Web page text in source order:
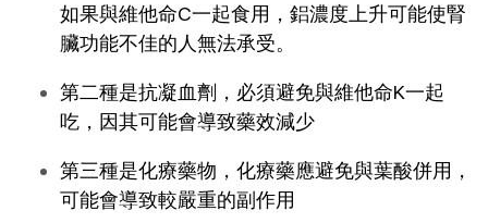
如果與維他命C一起食用，鋁濃度上升可能使腎
臟功能不佳的人無法承受。
第二種是抗凝血劑，必須避免與維他命K一起
吃，因其可能會導致藥效減少
第三種是化療藥物，化療藥應避免與葉酸併用，
可能會導致較嚴重的副作用